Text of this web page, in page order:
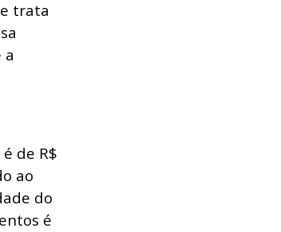
trata
a
de R$
ao
do
é